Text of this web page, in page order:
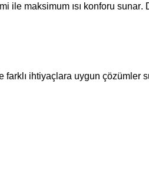
ile maksimum ısı konforu sunar.
ihtiyaçlara uygun çözümler